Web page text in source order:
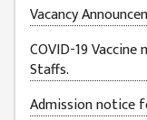
JOB
PLACEMENT
VACANCY
TENDER
Vacancy
COVID-19
Staffs.
Admission notice